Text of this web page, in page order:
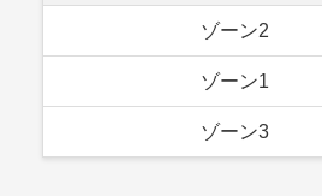
ゾーン2
ゾーン1
ゾーン3